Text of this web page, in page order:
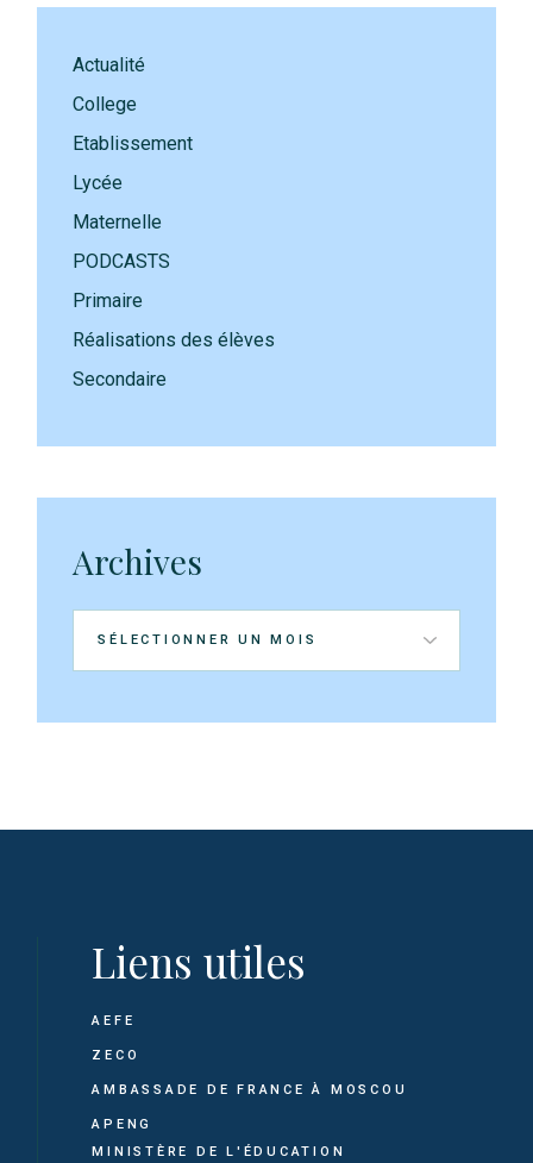
Actualité
College
Etablissement
Lycée
Maternelle
PODCASTS
Primaire
Réalisations des élèves
Secondaire
Archives
Archives
Liens utiles
AEFE
ZECO
AMBASSADE DE FRANCE À MOSCOU
APENG
MINISTÈRE DE L'ÉDUCATION